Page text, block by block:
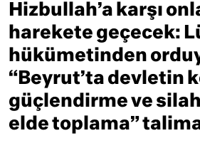
Hizbullah’a karşı
harekete geçecek:
hükümetinden
“Beyrut’ta devletin
güçlendirme ve
elde toplama”